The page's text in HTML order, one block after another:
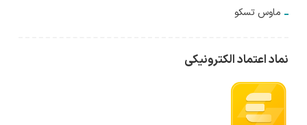
ماوس تسکو
نماد اعتماد الکترونیکی